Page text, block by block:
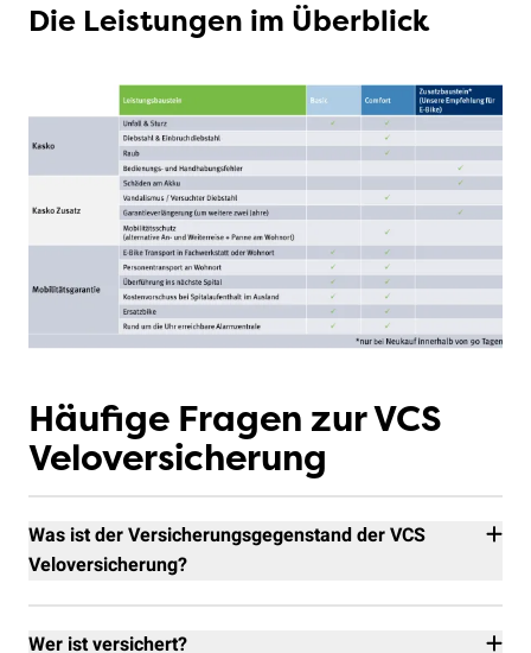
Die Leistungen im Überblick
Häufige Fragen zur VCS
Veloversicherung
Was ist der Versicherungsgegenstand der VCS
Veloversicherung?
Für VCS-Mitglieder: Ist der*die Versicherungsnehmer*in
gleichzeitig VCS-Mitglied, sind alle zum Haushalt
Wer ist versichert?